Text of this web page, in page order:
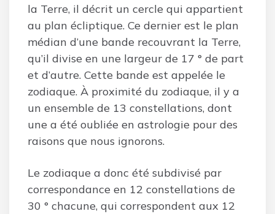
la Terre, il décrit un cercle qui appartient
au plan écliptique. Ce dernier est le plan
médian d’une bande recouvrant la Terre,
qu’il divise en une largeur de 17 ° de part
et d’autre. Cette bande est appelée le
zodiaque. À proximité du zodiaque, il y a
un ensemble de 13 constellations, dont
une a été oubliée en astrologie pour des
raisons que nous ignorons.
Le zodiaque a donc été subdivisé par
correspondance en 12 constellations de
30 ° chacune, qui correspondent aux 12